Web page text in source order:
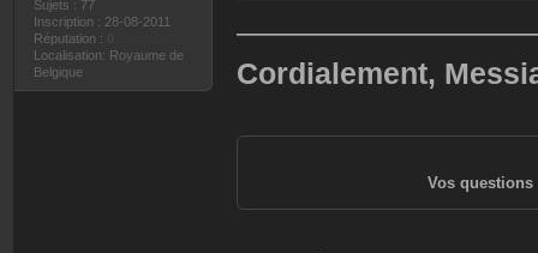
Sujets : 77
Inscription : 28-08-2011
Réputation :
Localisation: Royaume de
Belgique
Cordialement,
Vos questions